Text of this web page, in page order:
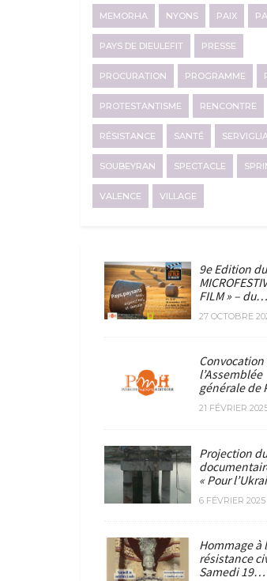
MEMORHA NYONS PAIX
PAYS DE DIEULEFIT PRESSE
PROCURATION PROGRAMME
PROTESTANTISME RENCONTRE
RÉSISTANCE SANTÉ
SOUBEYRAN SPECTACLE
VALENCE VILLAGE
9e Edition
FILM » – du…
27 OCTOBRE
Convocation
l’Assemblée
générale de
21 FÉVRIER
Projection
« Pour
6 FÉVRIER 2025
Hommage à
résistance
Samedi 19…